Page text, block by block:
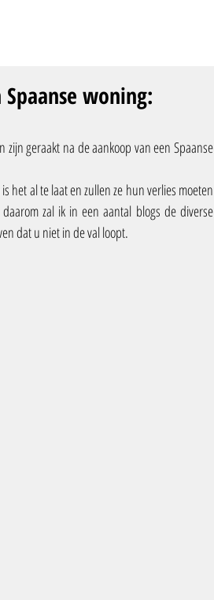
woning:
geraakt na de aankoop van een Spaanse
het al te laat en zullen ze hun verlies moeten
zal ik in een aantal blogs de diverse
dat u niet in de val loopt.